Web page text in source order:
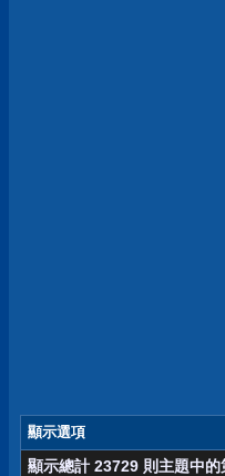
顯示選項
顯示總計 23729 則主題中的